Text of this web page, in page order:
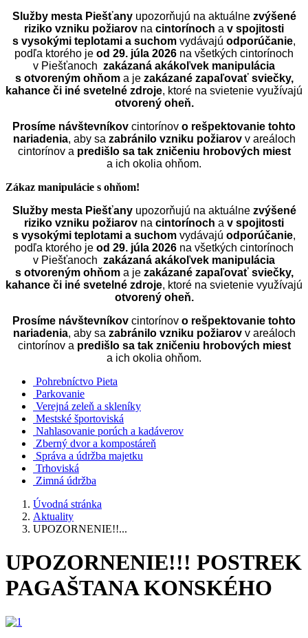
Služby mesta Piešťanyupozorňujú na aktuálne zvýšené
riziko vzniku požiarov na cintorínoch a v spojitosti
s vysokými teplotami a suchom vydávajú odporúčanie,
podľa ktorého je od 29. júla 2026 na všetkých cintorínoch
v Piešťanoch zakázaná akákoľvek manipulácia
s otvoreným ohňoma je zakázané zapaľovať sviečky,
kahance či iné svetelné zdroje, ktoré na svietenie využívajú
otvorený oheň.
Prosíme návštevníkov cintorínov o rešpektovanie tohto
nariadenia, aby sa zabránilo vzniku požiarovv areáloch
cintorínov a predišlo sa tak zničeniu hrobových miest
a ich okolia ohňom.
Zákaz manipulácie s ohňom!
Služby mesta Piešťanyupozorňujú na aktuálne zvýšené
riziko vzniku požiarov na cintorínoch a v spojitosti
s vysokými teplotami a suchom vydávajú odporúčanie,
podľa ktorého je od 29. júla 2026 na všetkých cintorínoch
v Piešťanoch zakázaná akákoľvek manipulácia
s otvoreným ohňoma je zakázané zapaľovať sviečky,
kahance či iné svetelné zdroje, ktoré na svietenie využívajú
otvorený oheň.
Prosíme návštevníkov cintorínov o rešpektovanie tohto
nariadenia, aby sa zabránilo vzniku požiarovv areáloch
cintorínov a predišlo sa tak zničeniu hrobových miest
a ich okolia ohňom.
Pohrebníctvo Pieta
Parkovanie
Verejná zeleň a skleníky
Mestské športoviská
Nahlasovanie porúch a kadáverov
Zberný dvor a kompostáreň
Správa a údržba majetku
Trhoviská
Zimná údržba
Úvodná stránka
Aktuality
UPOZORNENIE!!...
UPOZORNENIE!!! POSTREK
PAGAŠTANA KONSKÉHO